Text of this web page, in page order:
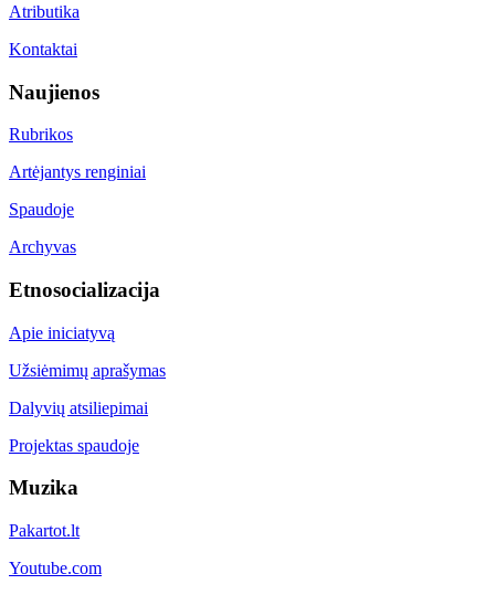
Atributika
Kontaktai
Naujienos
Rubrikos
Artėjantys renginiai
Spaudoje
Archyvas
Etnosocializacija
Apie iniciatyvą
Užsiėmimų aprašymas
Dalyvių atsiliepimai
Projektas spaudoje
Muzika
Pakartot.lt
Youtube.com